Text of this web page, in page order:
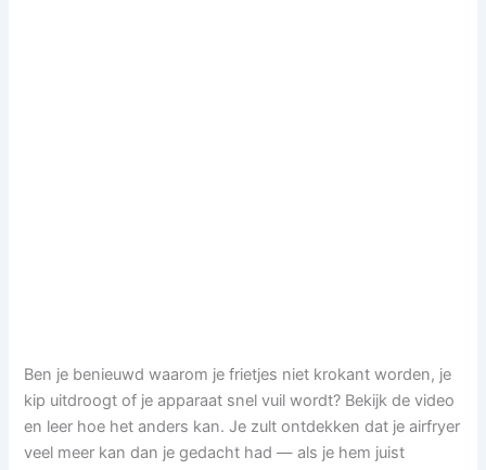
Ben je benieuwd waarom je frietjes niet krokant worden, je
kip uitdroogt of je apparaat snel vuil wordt? Bekijk de video
en leer hoe het anders kan. Je zult ontdekken dat je airfryer
veel meer kan dan je gedacht had — als je hem juist